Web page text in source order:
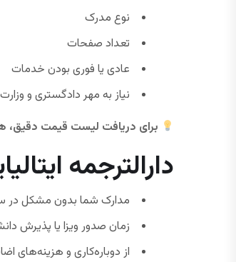
نوع مدرک
تعداد صفحات
عادی یا فوری بودن خدمات
نیاز به مهر دادگستری و
برای دریافت لیست قیمت دقیق،
دارالترجمه
مدارک شما بدون مشکل در
زمان صدور ویزا یا پذیرش
از دوباره‌کاری و هزینه‌های